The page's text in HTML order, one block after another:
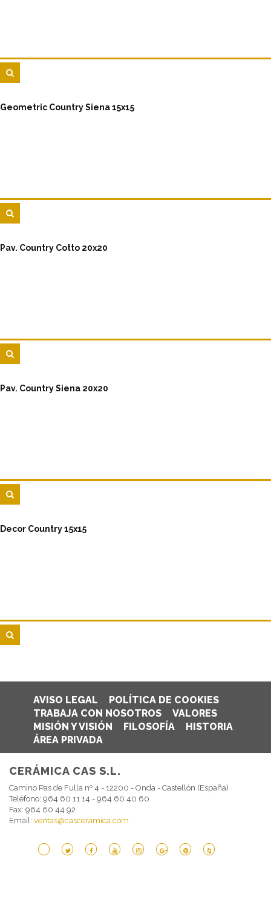
Geometric Country Siena 15x15
Pav. Country Cotto 20x20
Pav. Country Siena 20x20
Decor Country 15x15
AVISO LEGAL
POLÍTICA DE COOKIES
TRABAJA CON NOSOTROS
VALORES
MISIÓN Y VISIÓN
FILOSOFÍA
HISTORIA
ÁREA PRIVADA
CERÁMICA CAS S.L.
Camino Pas de Fulla nº 4 - 12200 - Onda - Castellón (España)
Teléfono: 964 60 11 14 - 964 60 40 60
Fax: 964 60 44 92
Email: ventas@casceramica.com